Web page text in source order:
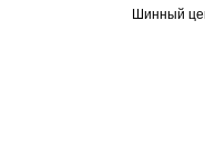
Шинный